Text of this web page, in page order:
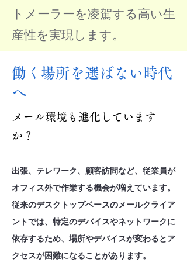
トメーラーを凌駕する高い生
産性を実現します。
​ 働く場所を選ばない時代
へ
メール環境も進化しています
か？
出張、テレワーク、顧客訪問など、従業員が
オフィス外で作業する機会が増えています。
従来のデスクトップベースのメールクライア
ントでは、特定のデバイスやネットワークに
依存するため、場所やデバイスが変わるとア
クセスが困難になることがあります。